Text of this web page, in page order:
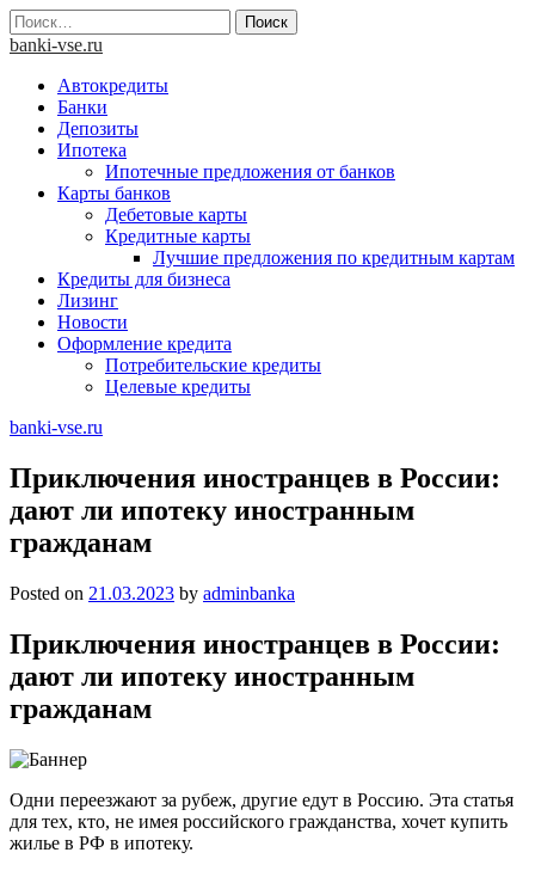
Skip
to
Найти:
banki-vse.ru
Автокредиты
Банки
Депозиты
Ипотека
Ипотечные предложения от банков
Карты банков
Дебетовые карты
Кредитные карты
Лучшие предложения по кредитным картам
Кредиты для бизнеса
Лизинг
Новости
Оформление кредита
Потребительские кредиты
Целевые кредиты
banki-vse.ru
Приключения иностранцев в России:
дают ли ипотеку иностранным
гражданам
Posted on 21.03.2023 by adminbanka
Приключения иностранцев в России:
дают ли ипотеку иностранным
гражданам
Одни переезжают за рубеж, другие едут в Россию. Эта статья
для тех, кто, не имея российского гражданства, хочет купить
жилье в РФ в ипотеку.